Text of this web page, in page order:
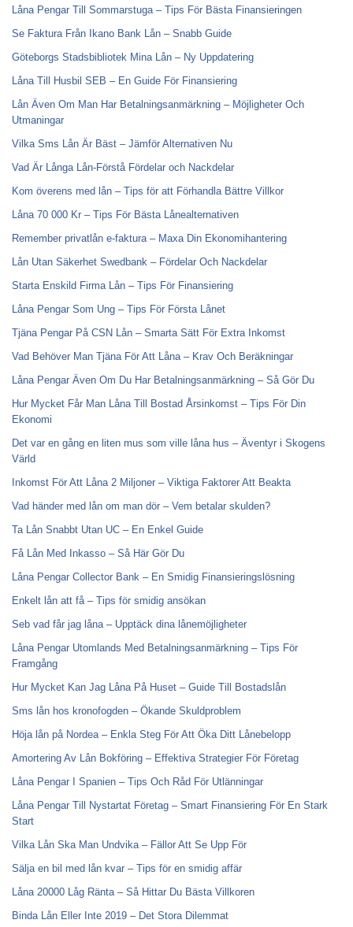
Låna Pengar Till Sommarstuga – Tips För Bästa Finansieringen
Se Faktura Från Ikano Bank Lån – Snabb Guide
Göteborgs Stadsbibliotek Mina Lån – Ny Uppdatering
Låna Till Husbil SEB – En Guide För Finansiering
Lån Även Om Man Har Betalningsanmärkning – Möjligheter Och
Utmaningar
Vilka Sms Lån Är Bäst – Jämför Alternativen Nu
Vad Är Långa Lån-Förstå Fördelar och Nackdelar
Kom överens med lån – Tips för att Förhandla Bättre Villkor
Låna 70 000 Kr – Tips För Bästa Lånealternativen
Remember privatlån e-faktura – Maxa Din Ekonomihantering
Lån Utan Säkerhet Swedbank – Fördelar Och Nackdelar
Starta Enskild Firma Lån – Tips För Finansiering
Låna Pengar Som Ung – Tips För Första Lånet
Tjäna Pengar På CSN Lån – Smarta Sätt För Extra Inkomst
Vad Behöver Man Tjäna För Att Låna – Krav Och Beräkningar
Låna Pengar Även Om Du Har Betalningsanmärkning – Så Gör Du
Hur Mycket Får Man Låna Till Bostad Årsinkomst – Tips För Din
Ekonomi
Det var en gång en liten mus som ville låna hus – Äventyr i Skogens
Värld
Inkomst För Att Låna 2 Miljoner – Viktiga Faktorer Att Beakta
Vad händer med lån om man dör – Vem betalar skulden?
Ta Lån Snabbt Utan UC – En Enkel Guide
Få Lån Med Inkasso – Så Här Gör Du
Låna Pengar Collector Bank – En Smidig Finansieringslösning
Enkelt lån att få – Tips för smidig ansökan
Seb vad får jag låna – Upptäck dina lånemöjligheter
Låna Pengar Utomlands Med Betalningsanmärkning – Tips För
Framgång
Hur Mycket Kan Jag Låna På Huset – Guide Till Bostadslån
Sms lån hos kronofogden – Ökande Skuldproblem
Höja lån på Nordea – Enkla Steg För Att Öka Ditt Lånebelopp
Amortering Av Lån Bokföring – Effektiva Strategier För Företag
Låna Pengar I Spanien – Tips Och Råd För Utlänningar
Låna Pengar Till Nystartat Företag – Smart Finansiering För En Stark
Start
Vilka Lån Ska Man Undvika – Fällor Att Se Upp För
Sälja en bil med lån kvar – Tips för en smidig affär
Låna 20000 Låg Ränta – Så Hittar Du Bästa Villkoren
Binda Lån Eller Inte 2019 – Det Stora Dilemmat